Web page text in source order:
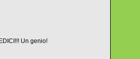
Un genio!